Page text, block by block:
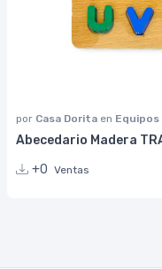
por Casa Dorita en Equipos
Abecedario Madera
+0 Ventas